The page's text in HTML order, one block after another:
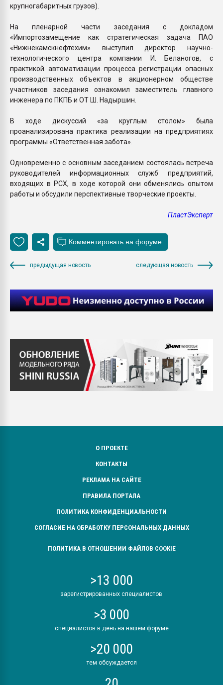
крупногабаритных грузов).
На пленарной части заседания с докладом
«Импортозамещение как стратегическая задача ПАО
«Нижнекамскнефтехим» выступил директор научно-
технологического центра компании И. Беланогов, с
практикой автоматизации процесса регистрации опасных
производственных объектов в акционерном обществе
участников заседания ознакомил заместитель главного
инженера по ПКПБ и ОТ Ш. Надыршин.
В ходе дискуссий «за круглым столом» была
проанализирована практика реализации на предприятиях
программы «Ответственная забота».
Одновременно с основным заседанием состоялась встреча
руководителей информационных служб предприятий,
входящих в РСХ, в ходе которой они обменялись опытом
работы и обсудили перспективные творческие проекты.
ПластЭксперт
предыдущая новость следующая новость
О ПРОЕКТЕ
КОНТАКТЫ
РЕКЛАМА НА САЙТЕ
ПРАВИЛА ПОРТАЛА
ПОЛИТИКА КОНФИДЕНЦИАЛЬНОСТИ
СОГЛАСИЕ НА ОБРАБОТКУ ПЕРСОНАЛЬНЫХ ДАННЫХ
ПОЛИТИКА В ОТНОШЕНИИ ФАЙЛОВ COOKIE
>13 000
зарегистрированных специалистов
>3 000
специалистов в день на нашем форуме
>20 000
тем обсуждается